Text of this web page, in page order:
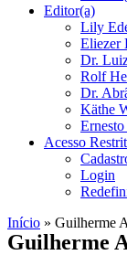
Editor(a)
Lily
Eliezer
Dr.
Rolf
Dr.
Käthe
Ernesto
Acesso
Login
Início » Guilherme
Guilherme